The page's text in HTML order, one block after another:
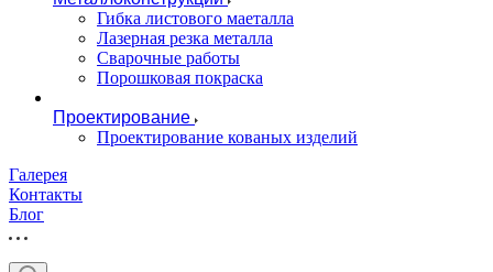
Гибка листового маеталла
Лазерная резка металла
Сварочные работы
Порошковая покраска
Проектирование
Проектирование кованых изделий
Галерея
Контакты
Блог